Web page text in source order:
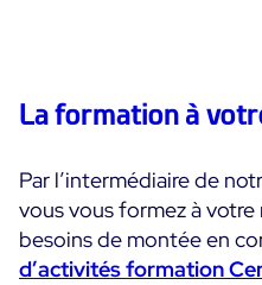
Supervision des Conteneurs
Supervision réseau
Tous
Logistique & Commerce
Education
Public
Toutes
Technologies
Cisco Meraki
Google Cloud Platform
POURQUOI CENTREON
Notre vision
La formation à
Par l’intermédiaire de
vous vous formez à
besoins de montée en
d’activités formation